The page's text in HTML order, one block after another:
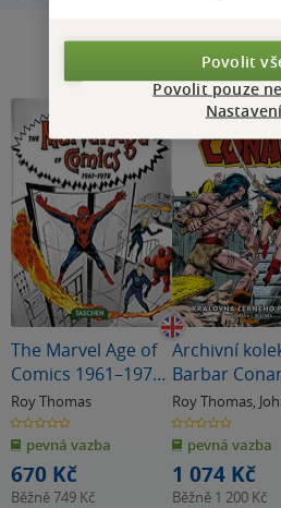
The Marvel Age of
Comics 1961–1978.
40th Ed.
Roy Thomas
0.0
z
5
hvězdiček
pevná vazba
670 Kč
Běžně749 Kč
Archivní
Barbar
Královna
pobřeží
Roy Thomas,
Buscema
0.0
z
5
hvězdiček
pevná vazba
1 074 Kč
Běžně 1 200 Kč
Povolit
Povolit pouze